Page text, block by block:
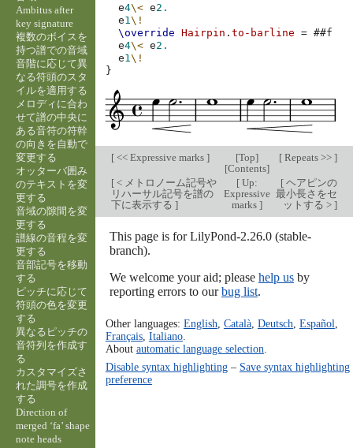
e4\< e2.
e1\!
\override
Hairpin .to-barline = ##f
e4\< e2.
e1\!
}
[<< Expressive marks ] [Top]
[Contents]
[Repeats >> ]
[< メトロノーム記号や
リハーサル記号を譜の
下に表示する ]
[Up:
Expressive
marks ]
[ヘアピンの
最小長さをセ
ットする > ]
This page is for LilyPond-2.26.0 (stable-
branch).
We welcome your aid; please help usby
reporting errors to ourbug list.
Other languages: English Català, Deutsch Español
Français, Italiano.
About automatic language selection
Disable syntax highlighting– Save syntax highlighting
preference
Ambitus after
key signature
複数のボイスを
持つ譜での音域
音階に応じて異
なる符頭のスタ
イルを適用する
メロディに合わ
せて譜の中央に
ある音符の符幹
の向きを自動で
変更する
オッターバ囲み
のテキストを変
更する
音域の隙間を変
更する
譜線の音程を変
更する
音部記号を移動
する
ピッチに応じて
符頭の色を変更
する
異なるピッチの
音符列を作成す
る
カスタマイズさ
れた調号を作成
する
Direction of
merged ‘fa’ shape
note heads